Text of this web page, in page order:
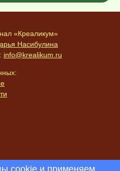
«Креаликум»
Насибулина
info@krealikum.ru
cookie и применяем